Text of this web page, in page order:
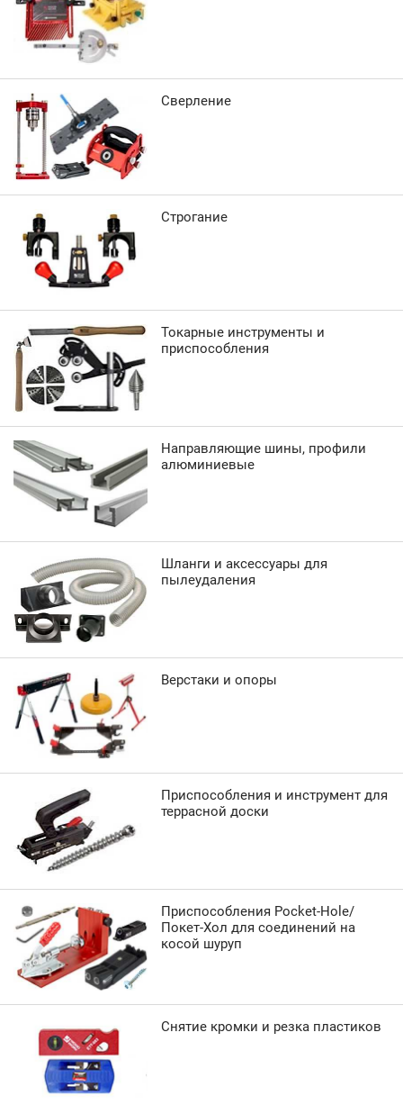
Сверление
Строгание
Токарные инструменты и
приспособления
Направляющие шины, профили
алюминиевые
Шланги и аксессуары для
пылеудаления
Верстаки и опоры
Приспособления и инструмент для
террасной доски
Приспособления Pocket-Hole/
Покет-Хол для соединений на
косой шуруп
Снятие кромки и резка пластиков